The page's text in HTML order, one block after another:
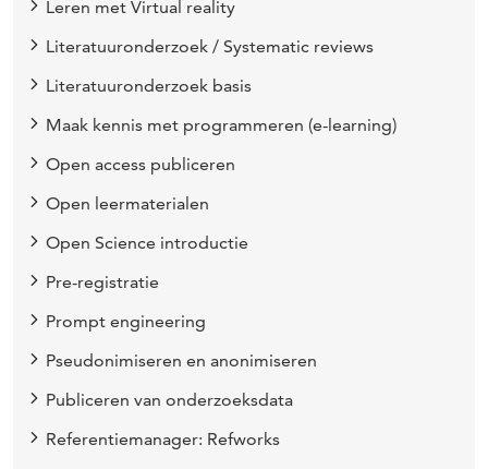
Leren met Virtual reality
Literatuuronderzoek / Systematic reviews
Literatuuronderzoek basis
Maak kennis met programmeren (e-learning)
Open access publiceren
Open leermaterialen
Open Science introductie
Pre-registratie
Prompt engineering
Pseudonimiseren en anonimiseren
Publiceren van onderzoeksdata
Referentiemanager: Refworks